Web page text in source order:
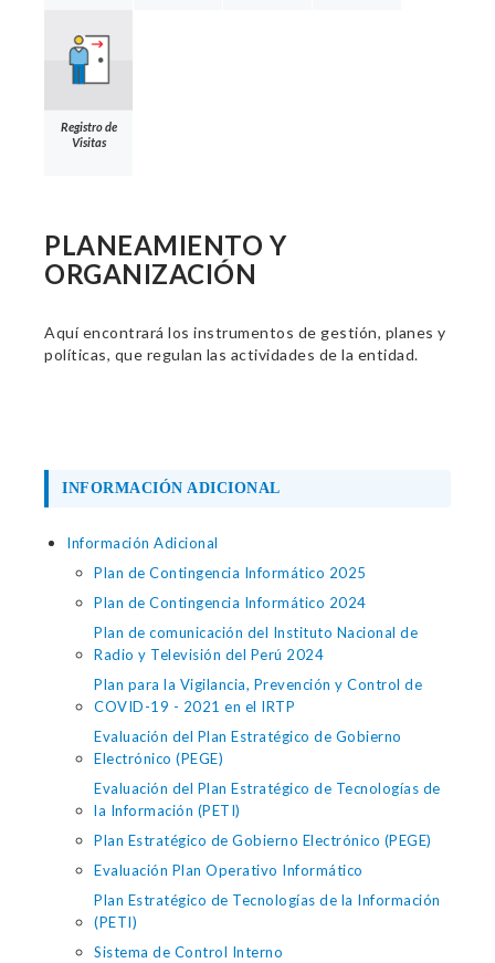
Registro de
Visitas
PLANEAMIENTO Y
ORGANIZACIÓN
Aquí encontrará los instrumentos de gestión, planes y
políticas, que regulan las actividades de la entidad.
INFORMACIÓN ADICIONAL
Información Adicional
Plan de Contingencia Informático 2025
Plan de Contingencia Informático 2024
Plan de comunicación del Instituto Nacional de
Radio y Televisión del Perú 2024
Plan para la Vigilancia, Prevención y Control de
COVID-19 - 2021 en el IRTP
Evaluación del Plan Estratégico de Gobierno
Electrónico (PEGE)
Evaluación del Plan Estratégico de Tecnologías de
la Información (PETI)
Plan Estratégico de Gobierno Electrónico (PEGE)
Evaluación Plan Operativo Informático
Plan Estratégico de Tecnologías de la Información
(PETI)
Sistema de Control Interno